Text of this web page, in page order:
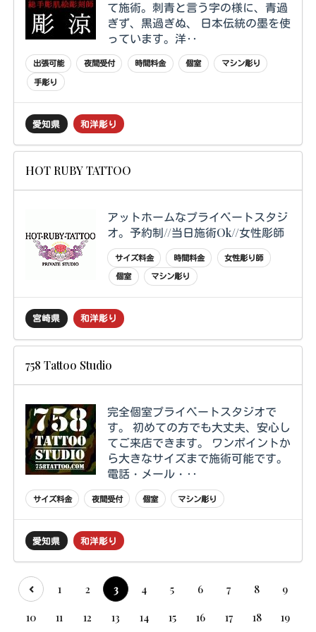
て施術。刺青と言う字の様に、青過
ぎず、黒過ぎぬ、 日本伝統の墨を使
っています。洋‥
出張可能 夜間受付 時間料金 個室
マシン彫り
手彫り
愛知県 和洋彫り
HOT RUBY TATTOO
アットホームなプライベートスタジ
オ。予約制//当日施術Ok//女性彫師
サイズ料金 時間料金
女性彫り師
個室
マシン彫り
宮崎県 和洋彫り
758 Tattoo Studio
完全個室プライベートスタジオで
す。 初めての方でも大丈夫、安心し
てご来店できます。 ワンポイントか
ら大きなサイズまで施術可能です。
電話・メール・‥
サイズ料金 夜間受付 個室 マシン彫り
愛知県 和洋彫り
1 2 3 4 5 6 7 8
9
10
11 12 13 14 15 16 17 18
19